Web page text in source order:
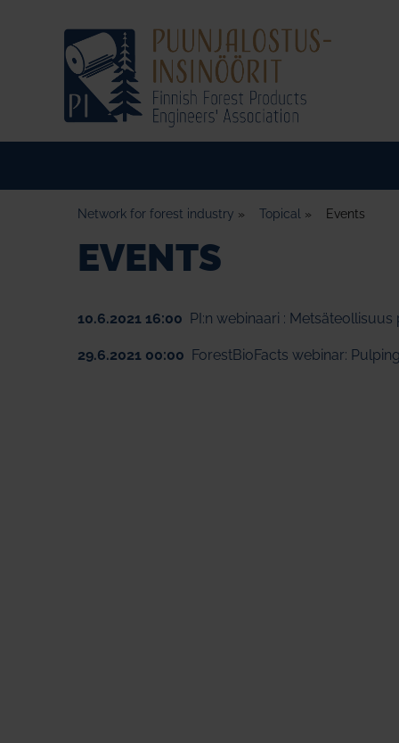
Network for forest industry » Topical » Events
EVENTS
10.6.2021 16:00 PI:n webinaari :
29.6.2021 00:00 ForestBioFacts webinar: